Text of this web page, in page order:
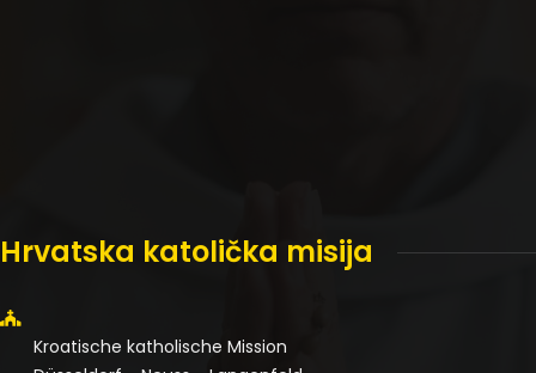
Hrvatska katolička misija
Kroatische katholische Mission